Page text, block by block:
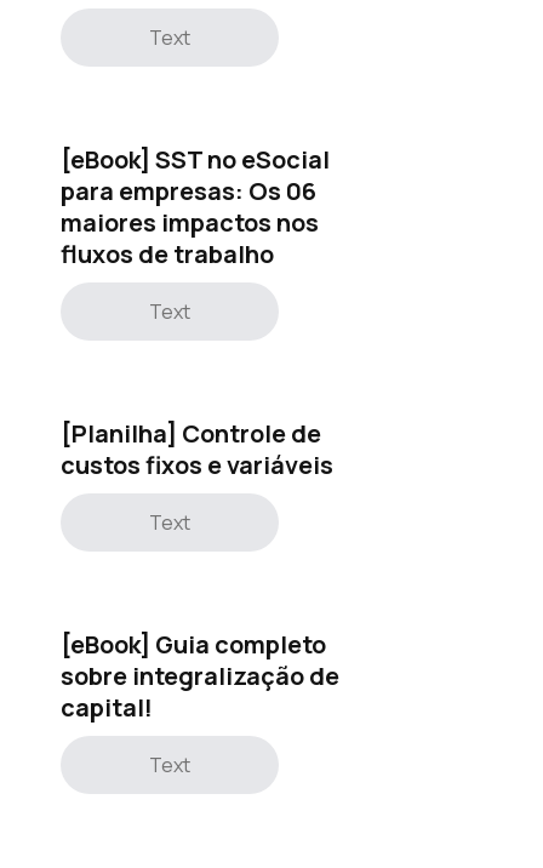
Text
[eBook] SST no eSocial
para empresas: Os 06
maiores impactos nos
fluxos de trabalho
Text
[Planilha] Controle de
custos fixos e variáveis
Text
[eBook] Guia completo
sobre integralização de
capital!
Text